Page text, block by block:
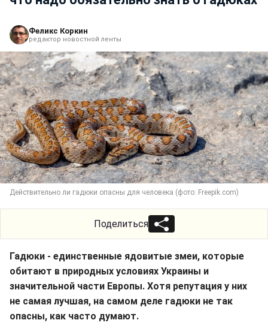
Феликс Коркин
редактор новостной ленты
Действительно ли гадюки опасны для человека (фото: Freepik.com)
Поделиться
Гадюки - единственные ядовитые змеи, которые
обитают в природных условиях Украины и
значительной части Европы. Хотя репутация у них
не самая лучшая, на самом деле гадюки не так
опасны, как часто думают.